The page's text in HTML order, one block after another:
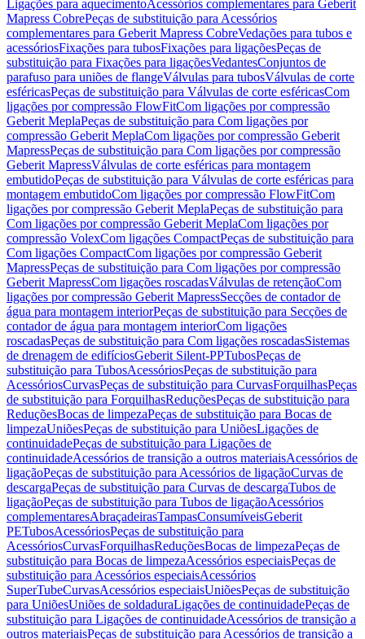
Ligações para aquecimentoAcessórios complementares para Geberit
Mapress CobrePeças de substituição para Acessórios
complementares para Geberit Mapress CobreVedações para tubos e
acessóriosFixações para tubosFixações para ligaçõesPeças de
substituição para Fixações para ligaçõesVedantesConjuntos de
parafuso para uniões de flangeVálvulas para tubosVálvulas de corte
esféricasPeças de substituição para Válvulas de corte esféricasCom
ligações por compressão FlowFitCom ligações por compressão
Geberit MeplaPeças de substituição para Com ligações por
compressão Geberit MeplaCom ligações por compressão Geberit
MapressPeças de substituição para Com ligações por compressão
Geberit MapressVálvulas de corte esféricas para montagem
embutidoPeças de substituição para Válvulas de corte esféricas para
montagem embutidoCom ligações por compressão FlowFitCom
ligações por compressão Geberit MeplaPeças de substituição para
Com ligações por compressão Geberit MeplaCom ligações por
compressão VolexCom ligações CompactPeças de substituição para
Com ligações CompactCom ligações por compressão Geberit
MapressPeças de substituição para Com ligações por compressão
Geberit MapressCom ligações roscadasVálvulas de retençãoCom
ligações por compressão Geberit MapressSecções de contador de
água para montagem interiorPeças de substituição para Secções de
contador de água para montagem interiorCom ligações
roscadasPeças de substituição para Com ligações roscadasSistemas
de drenagem de edifíciosGeberit Silent-PPTubosPeças de
substituição para TubosAcessóriosPeças de substituição para
AcessóriosCurvasPeças de substituição para CurvasForquilhasPeças
de substituição para ForquilhasReduçõesPeças de substituição para
ReduçõesBocas de limpezaPeças de substituição para Bocas de
limpezaUniõesPeças de substituição para UniõesLigações de
continuidadePeças de substituição para Ligações de
continuidadeAcessórios de transição a outros materiaisAcessórios de
ligaçãoPeças de substituição para Acessórios de ligaçãoCurvas de
descargaPeças de substituição para Curvas de descargaTubos de
ligaçãoPeças de substituição para Tubos de ligaçãoAcessórios
complementaresAbraçadeirasTampasConsumíveisGeberit
PETubosAcessóriosPeças de substituição para
AcessóriosCurvasForquilhasReduçõesBocas de limpezaPeças de
substituição para Bocas de limpezaAcessórios especiaisPeças de
substituição para Acessórios especiaisAcessórios
SuperTubeCurvasAcessórios especiaisUniõesPeças de substituição
para UniõesUniões de soldaduraLigações de continuidadePeças de
substituição para Ligações de continuidadeAcessórios de transição a
outros materiaisPeças de substituição para Acessórios de transição a